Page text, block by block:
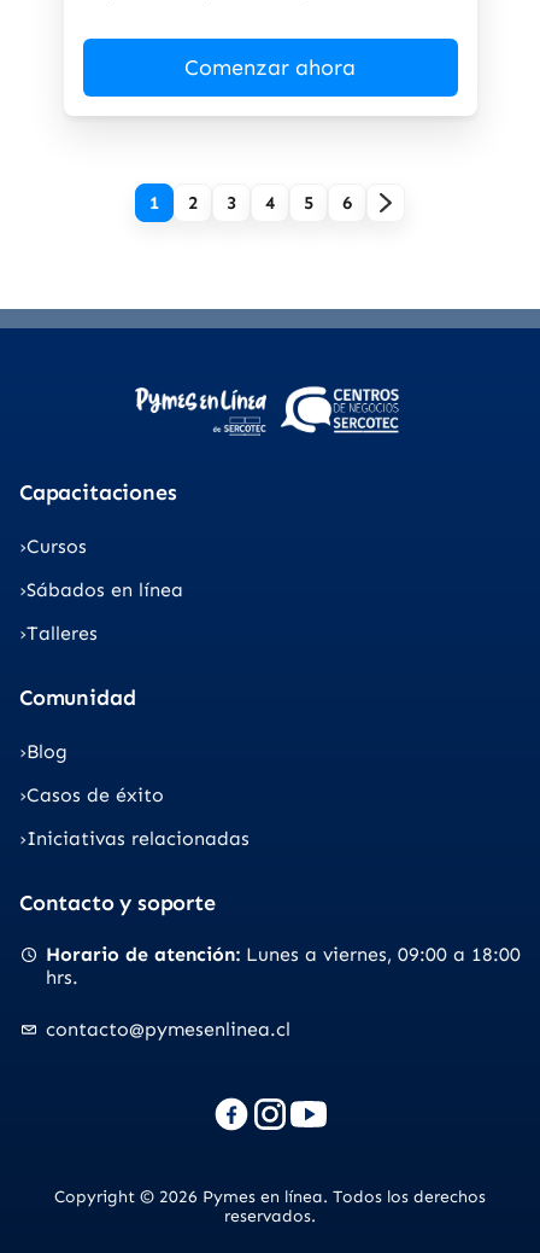
Comenzar ahora
1 2 3 4 5 6
Capacitaciones
Cursos
Sábados en línea
Talleres
Comunidad
Blog
Casos de éxito
Iniciativas relacionadas
Contacto y soporte
Horario de atención Lunes a viernes 09:00 a 18:00
hrs.
contacto@pymesenlinea.cl
Copyright © 2026 Pymes en línea. Todos los derechos
reservados.